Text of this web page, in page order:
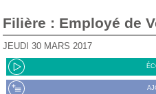
Filière : Employé de
JEUDI 30 MARS 2017